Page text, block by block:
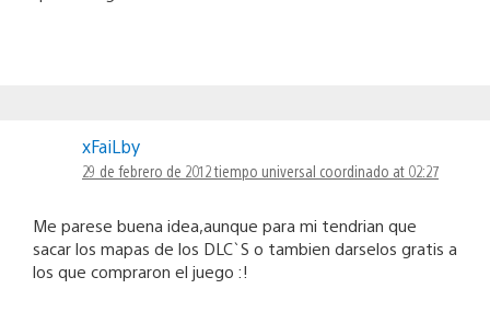
xFaiLby
29 de febrero de 2012 tiempo universal coordinado at 02:27
Me parese buena idea,aunque para mi tendrian que
sacar los mapas de los DLC`S o tambien darselos gratis a
los que compraron el juego :!